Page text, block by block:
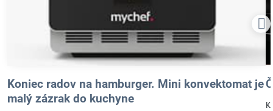
Koniec radov na hamburger. Mini konvektomat je
malý zázrak do kuchyne